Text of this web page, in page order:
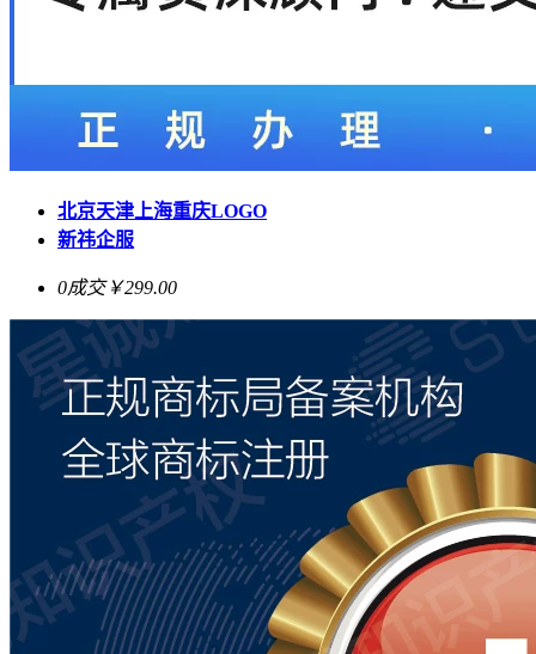
北京天津上海重庆LOGO
新祎企服
0成交￥299.00